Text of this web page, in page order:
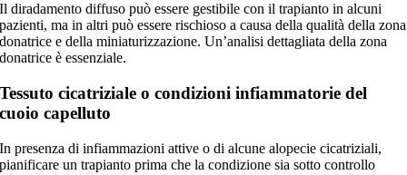
Il diradamento diffuso può essere gestibile con il trapianto in alcuni
pazienti, ma in altri può essere rischioso a causa della qualità della zona
donatrice e della miniaturizzazione. Un’analisi dettagliata della zona
donatrice è essenziale.
Tessuto cicatriziale o condizioni infiammatorie del
cuoio capelluto
In presenza di infiammazioni attive o di alcune alopecie cicatriziali,
pianificare un trapianto prima che la condizione sia sotto controllo